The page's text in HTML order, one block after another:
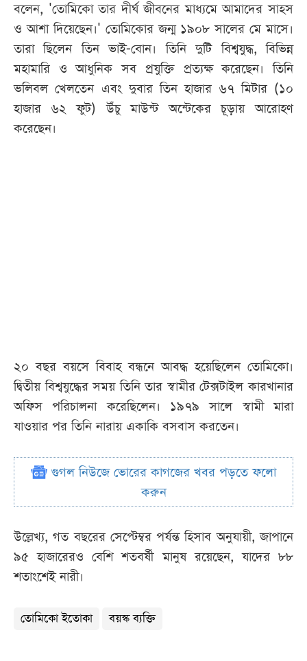
বলেন, 'তোমিকো তার দীর্ঘ জীবনের মাধ্যমে আমাদের সাহস
ও আশা দিয়েছেন।' তোমিকোর জন্ম ১৯০৮ সালের মে মাসে।
তারা ছিলেন তিন ভাই-বোন। তিনি দুটি বিশ্বযুদ্ধ, বিভিন্ন
মহামারি ও আধুনিক সব প্রযুক্তি প্রত্যক্ষ করেছেন। তিনি
ভলিবল খেলতেন এবং দুবার তিন হাজার ৬৭ মিটার (১০
হাজার ৬২ ফুট) উঁচু মাউন্ট অন্টেকের চূড়ায় আরোহণ
করেছেন।
২০ বছর বয়সে বিবাহ বন্ধনে আবদ্ধ হয়েছিলেন তোমিকো।
দ্বিতীয় বিশ্বযুদ্ধের সময় তিনি তার স্বামীর টেক্সটাইল কারখানার
অফিস পরিচালনা করেছিলেন। ১৯৭৯ সালে স্বামী মারা
যাওয়ার পর তিনি নারায় একাকি বসবাস করতেন।
গুগল নিউজে ভোরের কাগজের খবর পড়তে ফলো
করুন
উল্লেখ্য, গত বছরের সেপ্টেম্বর পর্যন্ত হিসাব অনুযায়ী, জাপানে
৯৫ হাজারেরও বেশি শতবর্ষী মানুষ রয়েছেন, যাদের ৮৮
শতাংশেই নারী।
তোমিকো ইতোকা বয়স্ক ব্যক্তি